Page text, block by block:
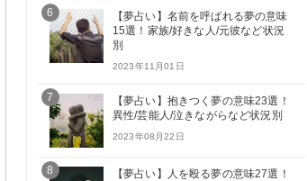
6
【夢占い】名前を呼ばれる夢の意味
15選！家族/好きな人/元彼など状況
別
2023年11月01日
7
【夢占い】抱きつく夢の意味23選！
異性/芸能人/泣きながらなど状況別
2023年08月22日
8
【夢占い】人を殴る夢の意味27選！